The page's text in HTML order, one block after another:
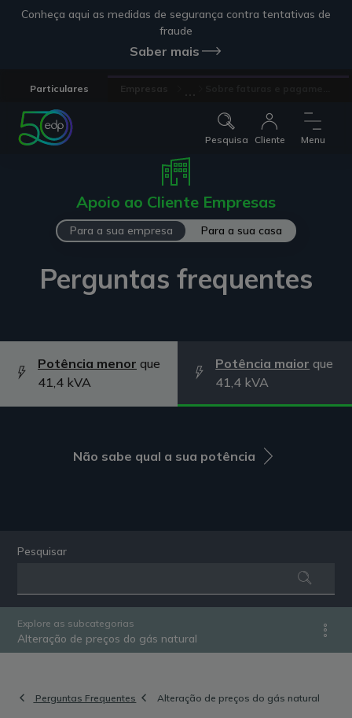
Conheça aqui as medidas de segurança contra tentativas de
fraude
Saber mais
Particulares
Pesquisa Cliente Menu
Apoio ao Cliente Empresas
Para a sua empresa Para a sua casa
Perguntas frequentes
Potência menor que
41,4 kVA
Potência maior que
41,4 kVA
Não sabe qual a sua potência
Pesquisar
Explore as subcategorias
Alteração de preços do gás natural
Perguntas Frequentes Alteração de preços do gás natural